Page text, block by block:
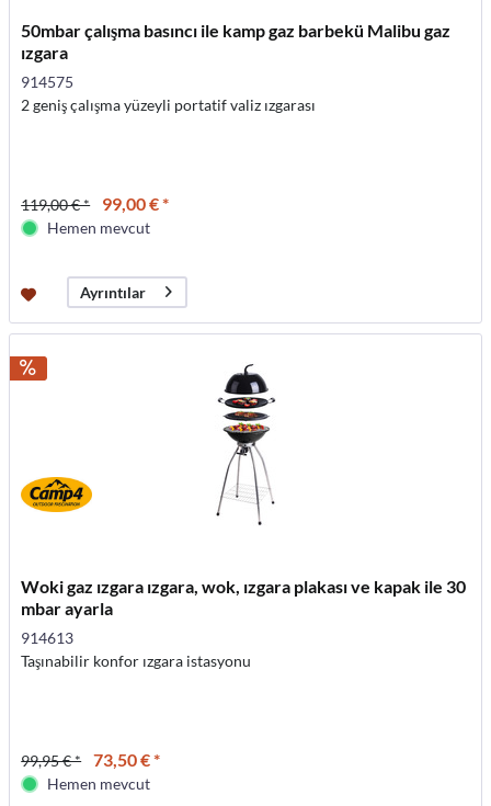
50mbar çalışma basıncı ile kamp gaz barbekü Malibu gaz
ızgara
914575
2 geniş çalışma yüzeyli portatif valiz ızgarası
119,00 € * 99,00 € *
Hemen mevcut
Ayrıntılar
Woki gaz ızgara ızgara, wok, ızgara plakası ve kapak ile 30
mbar ayarla
914613
Taşınabilir konfor ızgara istasyonu
99,95 € * 73,50 € *
Hemen mevcut